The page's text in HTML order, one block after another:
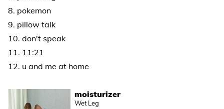
8. pokemon
9. pillow talk
10. don't speak
11. 11:21
12. u and me at home
moisturizer
Wet Leg